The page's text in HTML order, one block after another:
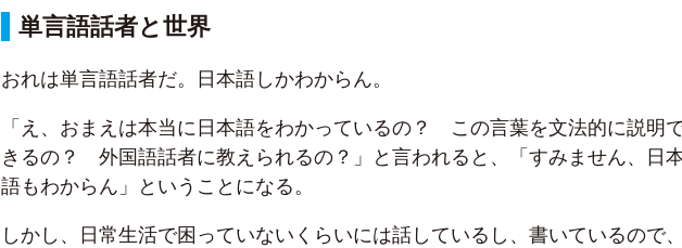
単言語話者と世界
おれは単言語話者だ。日本語しかわからん。
「え、おまえは本当に日本語をわかっているの？ この言葉を文法的に説明
きるの？ 外国語話者に教えられるの？」と言われると、「すみません、日
語もわからん」ということになる。
しかし、日常生活で困っていないくらいには話しているし、書いているので、